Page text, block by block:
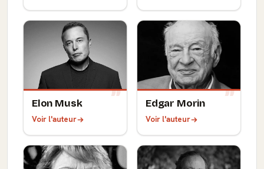
Elon Musk
Voir l'auteur
Edgar Morin
Voir l'auteur